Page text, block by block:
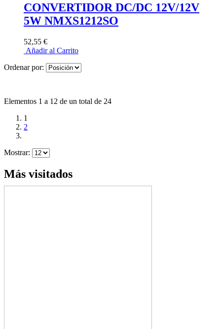
CONVERTIDOR DC/DC 12V/12V
5W NMXS1212SO
52,55 €
Añadir al Carrito
Ordenar por:
Elementos 1 a 12 de un total de 24
1
2
Mostrar:
Más visitados